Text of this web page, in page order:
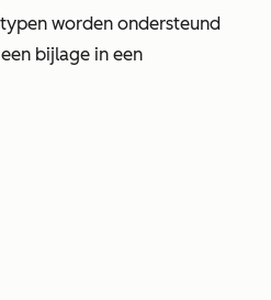
worden ondersteund
bijlage in een